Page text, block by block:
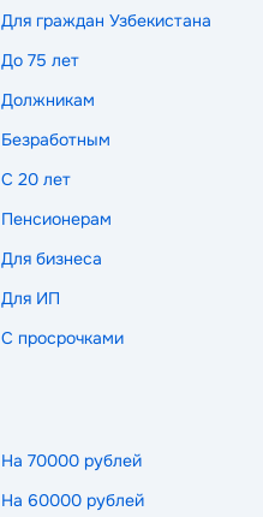
Для граждан Узбекистана
До 75 лет
Должникам
Безработным
С 20 лет
Пенсионерам
Для бизнеса
Для ИП
С просрочками
На 70000 рублей
На 60000 рублей